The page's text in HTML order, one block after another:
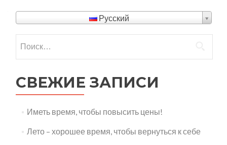
Русский
СВЕЖИЕ ЗАПИСИ
Иметь время, чтобы повысить цены!
Лето – хорошее время, чтобы вернуться к себе